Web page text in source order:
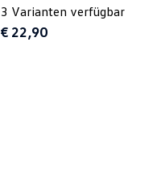
3 Varianten verfügbar
€ 22,90